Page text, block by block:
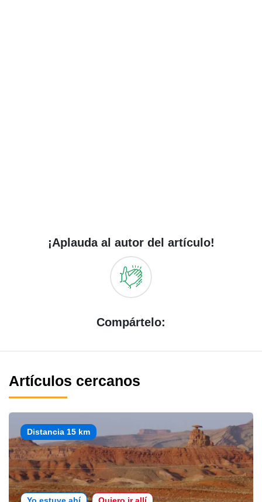
¡Aplauda al autor del artículo!
Compártelo:
Artículos cercanos
Distancia 15 km
Yo estuve ahí Quiero ir allí